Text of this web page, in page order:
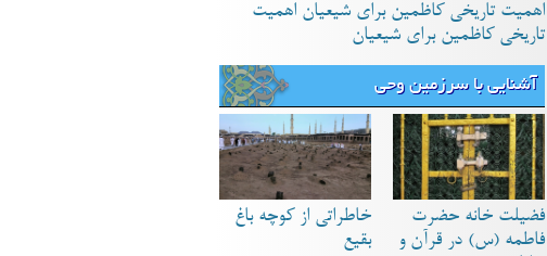
اهمیت تاریخی کاظمین برای شیعیان اهمیت
تاریخی کاظمین برای شیعیان
آشنایی با سرزمین وحی
فضیلت خانه حضرت
فاطمه (س) در قرآن و
خاطراتی از کوچه باغ
بقیع